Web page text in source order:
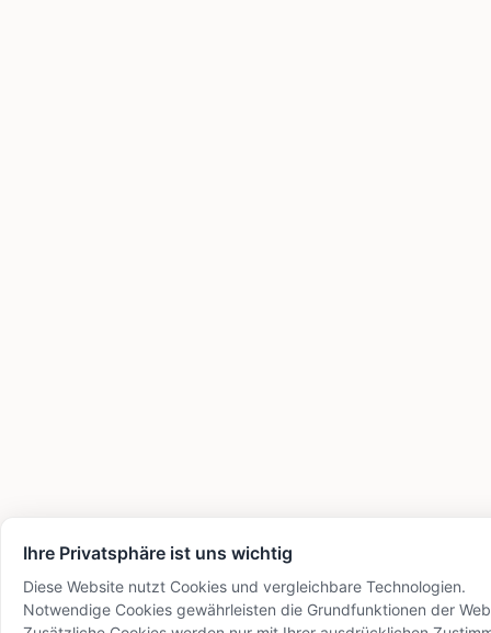
Ihre Privatsphäre ist uns wichtig
Diese Website nutzt Cookies und vergleichbare Technologien.
Notwendige Cookies gewährleisten die Grundfunktionen der